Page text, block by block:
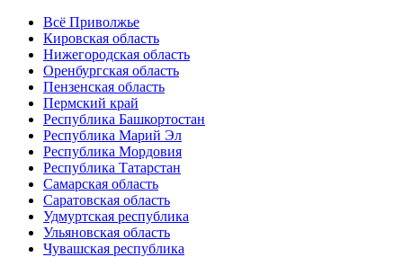
Всё Приволжье
Кировская область
Нижегородская область
Оренбургская область
Пензенская область
Пермский край
Республика Башкортостан
Республика Марий Эл
Республика Мордовия
Республика Татарстан
Самарская область
Саратовская область
Удмуртская республика
Ульяновская область
Чувашская республика